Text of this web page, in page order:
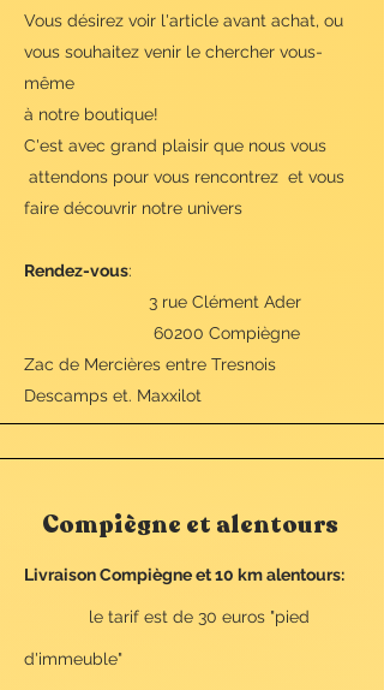
Vous désirez voir l'article avant achat, ou
vous souhaitez venir le chercher vous-
même
à notre boutique!
C'est avec grand plaisir que nous vous
attendons pour vous rencontrez et vous
faire découvrir notre univers
Rendez-vous:
3 rue Clément Ader
60200 Compiègne
Zac de Mercières entre Tresnois
Descamps et. Maxxilot
Compiègne et alentours
Livraison Compiègne et 10 km alentours:
le tarif est de 30 euros "pied
d'immeuble"